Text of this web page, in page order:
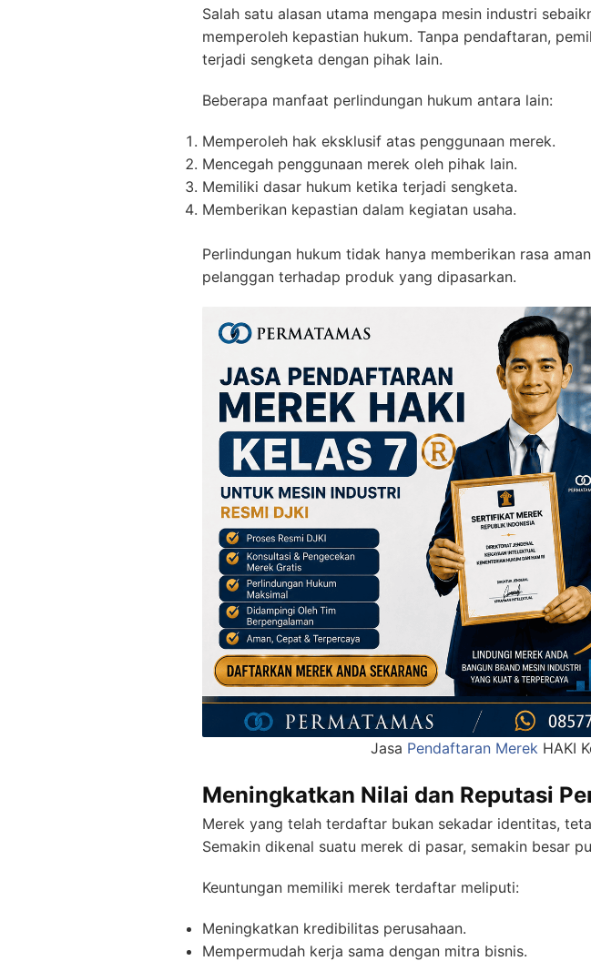
Salah satu alasan utama mengapa mesin industri
memperoleh kepastian hukum. Tanpa pendaftaran,
terjadi sengketa dengan pihak lain.
Beberapa manfaat perlindungan hukum antara lain:
Memperoleh hak eksklusif atas penggunaan merek.
Mencegah penggunaan merek oleh pihak lain.
Memiliki dasar hukum ketika terjadi sengketa.
Memberikan kepastian dalam kegiatan usaha.
Perlindungan hukum tidak hanya memberikan rasa
pelanggan terhadap produk yang dipasarkan.
Jasa Pendaftaran Merek HAKI
Meningkatkan Nilai dan Reputasi
Merek yang telah terdaftar bukan sekadar identitas,
Semakin dikenal suatu merek di pasar, semakin besar
Keuntungan memiliki merek terdaftar meliputi:
Meningkatkan kredibilitas perusahaan.
Mempermudah kerja sama dengan mitra bisnis.